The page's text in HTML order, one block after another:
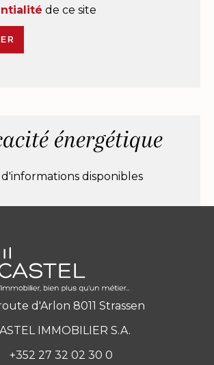
de ce site
énergétique
d'informations disponibles
d'Arlon 8011 Strassen
IMMOBILIER S.A.
+352 27 32 02 30 0